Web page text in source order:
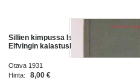
Sillien kimpussa Islannin vesillä -
Elfvingin kalastuslaivueessa.
Otava 1931
Hinta:
8,00 €